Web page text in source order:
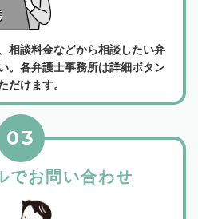
相談料金などから相談したい弁
。各弁護士事務所は詳細ボタン
だけます。
でお問い合わせ
03